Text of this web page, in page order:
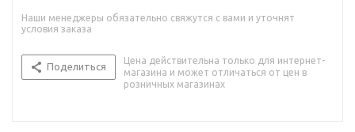
Наши менеджеры обязательно свяжутся с вами и уточнят
условия заказа
Поделиться
Цена действительна только для интернет-
магазина и может отличаться от цен в
розничных магазинах